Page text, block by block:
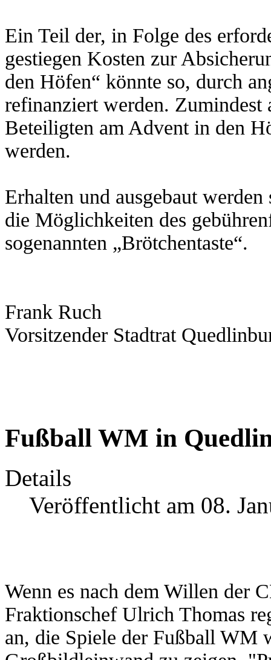
Ein Teil der, in Folge des
gestiegen Kosten zur
den Höfen“ könnte so, durch
refinanziert werden. Zumindest
Beteiligten am Advent in den
werden.
Erhalten und ausgebaut
die Möglichkeiten des
sogenannten „Brötchentaste“.
Frank Ruch
Vorsitzender Stadtrat
Fußball WM in
Details
Veröffentlicht am 08.
Wenn es nach dem Willen der
Fraktionschef Ulrich Thomas
an, die Spiele der Fußball WM